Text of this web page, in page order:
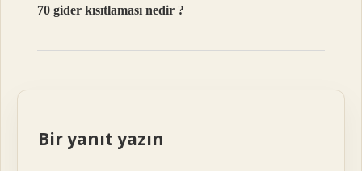
70 gider kısıtlaması nedir ?
Bir yanıt yazın